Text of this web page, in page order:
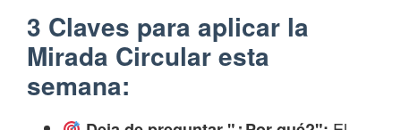
3 Claves para aplicar la
Mirada Circular esta
semana: